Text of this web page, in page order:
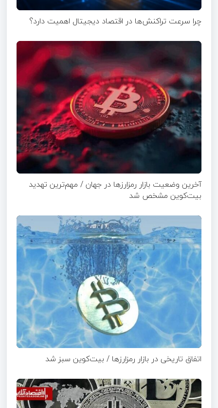
چرا سرعت تراکنش‌ها در اقتصاد دیجیتال اهمیت دارد؟
آخرین وضعیت بازار رمزارزها در جهان / مهم‌ترین تهدید
بیت‌کوین مشخص شد
اتفاق تاریخی در بازار رمزارزها / بیت‌کوین سبز شد